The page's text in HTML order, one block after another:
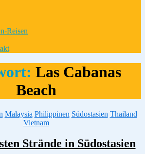
Reisen
Las Cabanas
Beach
Kategorien
Malaysia Philippinen Südostasien Thailand
Vietnam
Strände in Südostasien